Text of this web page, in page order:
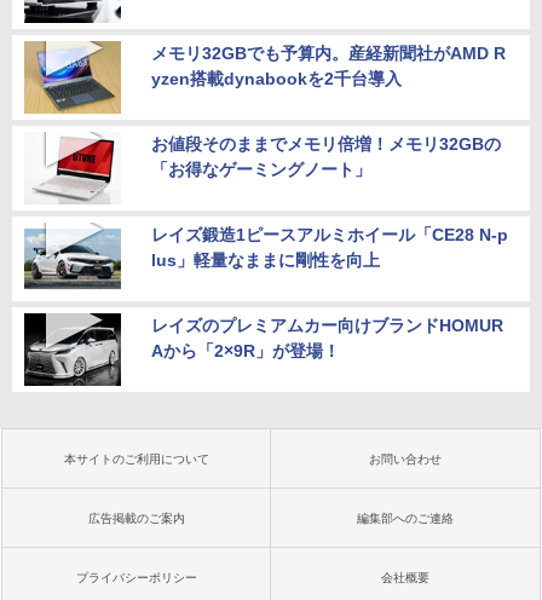
メモリ32GBでも予算内。産経新聞社がAMD R
yzen搭載dynabookを2千台導入
お値段そのままでメモリ倍増！メモリ32GBの
「お得なゲーミングノート」
レイズ鍛造1ピースアルミホイール「CE28 N-p
lus」軽量なままに剛性を向上
レイズのプレミアムカー向けブランドHOMUR
Aから「2×9R」が登場！
本サイトのご利用について お問い合わせ
広告掲載のご案内 編集部へのご連絡
プライバシーポリシー 会社概要